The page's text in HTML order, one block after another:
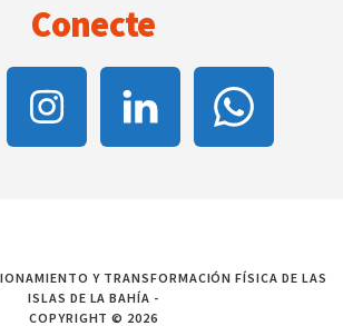
Conecte
Y TRANSFORMACIÓN FÍSICA DE LAS
ISLAS DE LA BAHÍA -
COPYRIGHT © 2026